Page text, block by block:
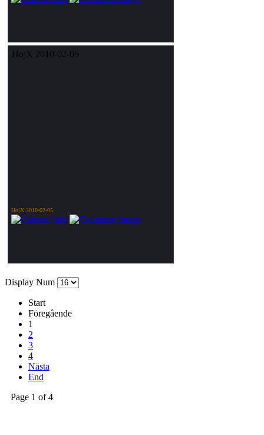
HojX 2010-02-05
HojX 2010-02-05
Display Num
Start
Föregående
1
2
3
4
Nästa
End
Page 1 of 4